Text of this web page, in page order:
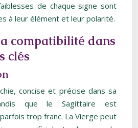
de chaque signe sont
à leur élément et leur polarité.
compatibilité dans
clés
concise et précise dans sa
que le Sagittaire est
trop franc. La Vierge peut